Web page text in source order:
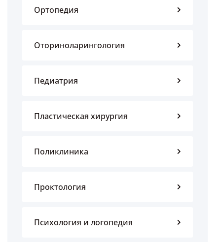
Ортопедия
Оториноларингология
Педиатрия
Пластическая хирургия
Поликлиника
Проктология
Психология и логопедия